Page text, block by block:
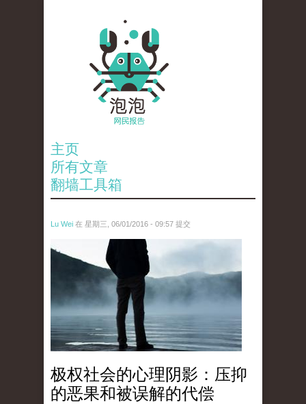
主页
所有文章
翻墙工具箱
Lu Wei 在 星期三, 06/01/2016 - 09:57 提交
wen_tou_tu_2.jpg
极权社会的心理阴影：压抑
的恶果和被误解的代偿